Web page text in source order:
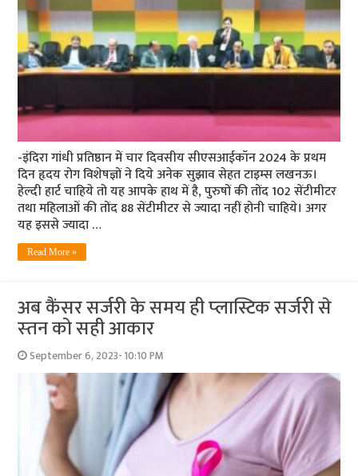
-इंदिरा गांधी प्रतिष्ठान में चार दिवसीय सीएसआईकॉन 2024 के प्रथम
दिन हृदय रोग विशेषज्ञों ने दिये अनेक सुझाव सेहत टाइम्स लखनऊ।
हेल्दी हार्ट चाहिये तो यह आपके हाथ में है, पुरुषों की तोंद 102 सेंटीमीटर
तथा महिलाओं की तोंद 88 सेंटीमीटर से ज्यादा नहीं होनी चाहिये। अगर
यह इससे ज्यादा …
Read More »
अब कैंसर सर्जरी के समय ही प्‍लास्टिक सर्जरी से
स्‍तन को सही आकार
September 6, 2023- 10:10 PM